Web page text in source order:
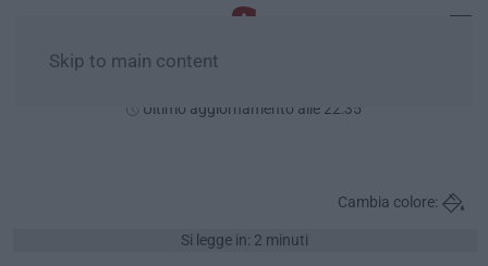
Skip to main content
Ultimo aggiornamento alle 22:35
Si legge in: 2 minuti
Cambia colore: